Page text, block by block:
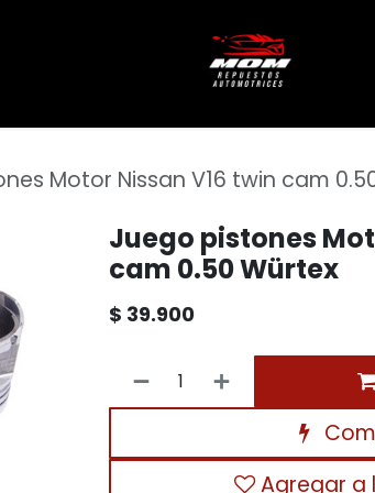
Motor Nissan V16 twin cam
Juego pistones
cam 0.50 Würtex
$ 39.900
Agregar a